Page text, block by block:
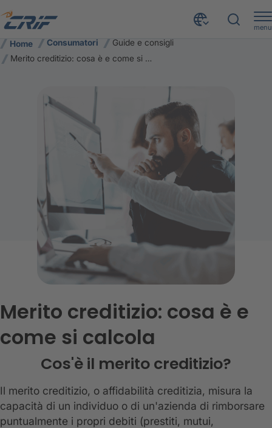
menu
Home Consumatori
Guide e consigli
Merito creditizio: cosa è e come si calcola
Merito creditizio: cosa è e
come si calcola
Cos'è il merito creditizio?
Il merito creditizio, o affidabilità creditizia, misura la
capacità di un individuo o di un'azienda di rimborsare
puntualmente i propri debiti (prestiti, mutui,